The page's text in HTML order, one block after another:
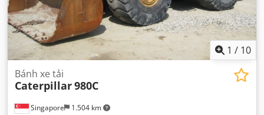
1 / 10
Singapore 1.504 km
Bánh xe tải
Caterpillar980C